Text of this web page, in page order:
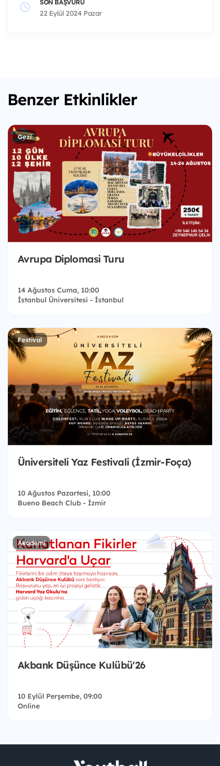
SON BAŞVURU
22 Eylül 2024 Pazar
Benzer Etkinlikler
Gezi
Avrupa Diplomasi Turu
14 Ağustos Cuma, 10:00
İstanbul Üniversitesi - İstanbul
Festival
Üniversiteli Yaz Festivali (İzmir-Foça)
10 Ağustos Pazartesi, 10:00
Bueno Beach Club - İzmir
Akademi
Akbank Düşünce Kulübü'26
10 Eylül Perşembe, 09:00
Online